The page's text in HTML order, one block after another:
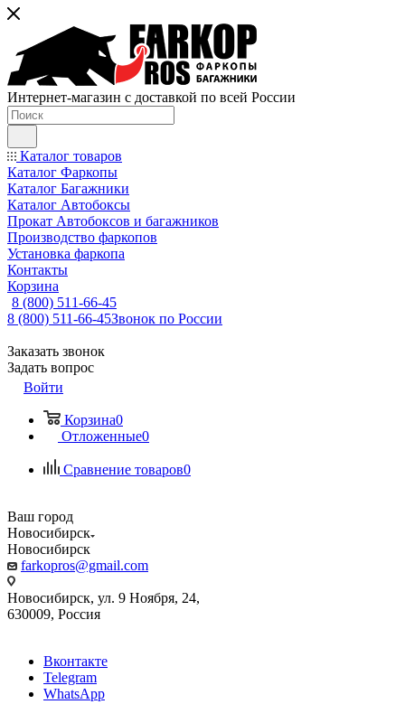
Интернет-магазин с доставкой по всей России
Каталог товаров
Каталог Фаркопы
Каталог Багажники
Каталог Автобоксы
Прокат Автобоксов и багажников
Производство фаркопов
Установка фаркопа
Контакты
Корзина
8 (800) 511-66-45
8 (800) 511-66-45Звонок по России
Заказать звонок
Задать вопрос
Войти
Корзина0
Отложенные0
Сравнение товаров0
Ваш город
Новосибирск
Новосибирск
farkopros@gmail.com
Новосибирск, ул. 9 Ноября, 24,
630009, Россия
Вконтакте
Telegram
WhatsApp